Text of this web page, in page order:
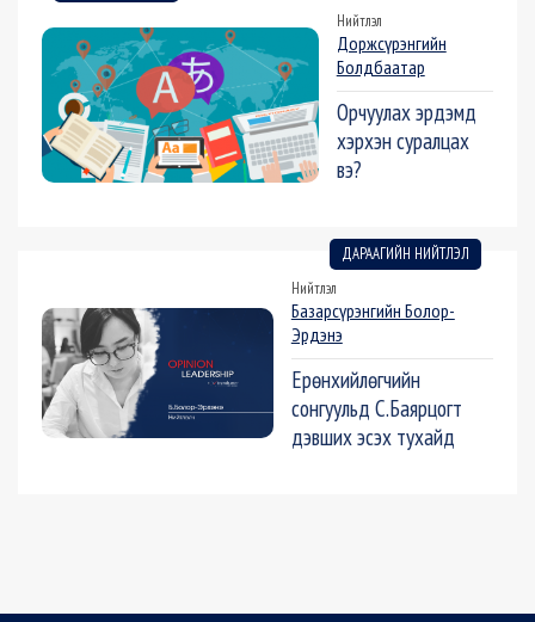
Нийтлэл
Доржсүрэнгийн
Болдбаатар
Орчуулах эрдэмд
хэрхэн суралцах
вэ?
ДАРААГИЙН НИЙТЛЭЛ
Нийтлэл
Базарсүрэнгийн Болор-
Эрдэнэ
Ерөнхийлөгчийн
сонгуульд С.Баярцогт
дэвших эсэх тухайд